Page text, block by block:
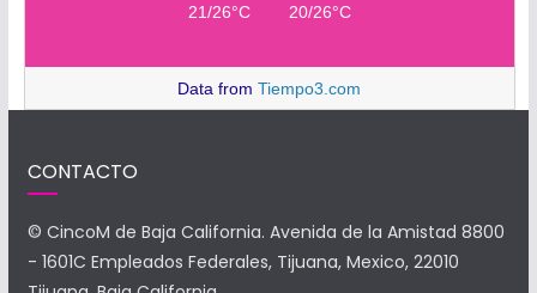
21/26°C 20/26°C
Data fromTiempo3.com
CONTACTO
© CincoM de Baja California. Avenida de la Amistad 8800
- 1601C Empleados Federales, Tijuana, Mexico, 22010